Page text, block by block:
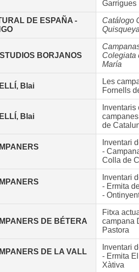
Garrigues
DE ESPAÑA -
Catálogo
BORJANOS
Colegiata
María
Blai
Les
Fornells
Blai
Inventaris
de
Inventari
-
Colla de
Inventari
- Ermita
-
DE BÉTERA
Fitxa
campana
Pastora
DE LA VALL
Inventari
- Ermita
Xàtiva